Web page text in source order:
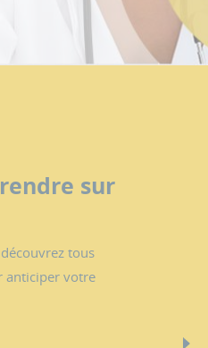
sur
tous
anticiper votre